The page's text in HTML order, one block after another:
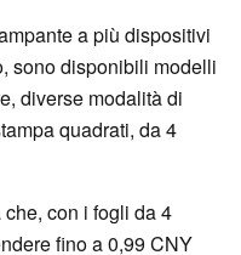
a più dispositivi
sono disponibili modelli
diverse modalità di
quadrati, da 4
con i fogli da 4
fino a 0,99 CNY